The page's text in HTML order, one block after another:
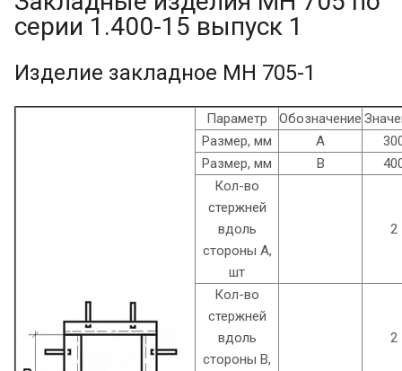
серии 1.400-15 выпуск 1
Изделие закладное МН 705-1
Параметр Обозначение
Размер, мм
А
Размер, мм
В
Кол-во
стержней
вдоль
стороны А,
шт
2
Кол-во
стержней
вдоль
стороны В,
2